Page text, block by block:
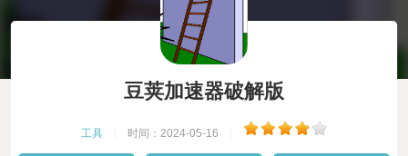
豆荚加速器破解版
工具 时间：2024-05-16